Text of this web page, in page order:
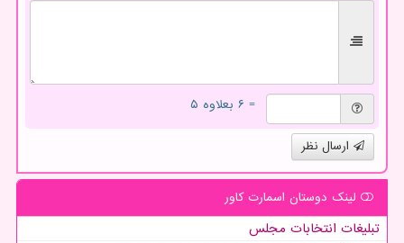
= ۶ بعلاوه ۵
ارسال نظر
لینک دوستان اسمارت كاور
تبلیغات انتخابات مجلس